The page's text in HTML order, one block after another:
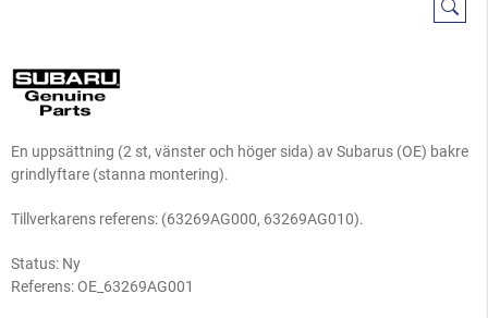
En uppsättning (2 st, vänster och höger sida) av Subarus (OE) bakre
grindlyftare (stanna montering).
Tillverkarens referens: (63269AG000, 63269AG010).
Status: Ny
Referens:OE_63269AG001